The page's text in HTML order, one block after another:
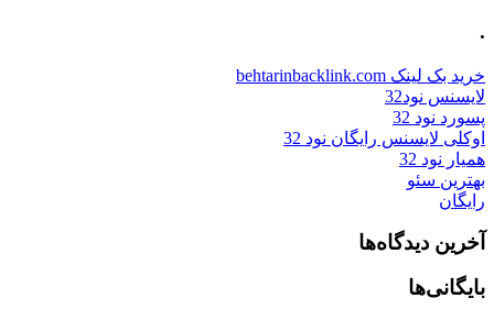
.
خرید بک لینک behtarinbacklink.com
لایسنس نود32
پسورد نود 32
اوکلی لایسنس رایگان نود 32
همیار نود 32
بهترین سئو
رایگان
آخرین دیدگاه‌ها
بایگانی‌ها